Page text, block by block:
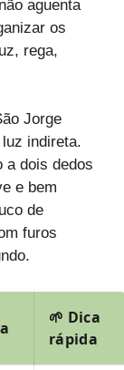
aguenta
os
rega,
Jorge
indireta.
a dois dedos
e bem
de
furos
🌱 Dica
rápida